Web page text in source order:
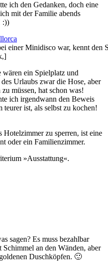
ich den Gedanken, doch eine
mit der Familie abends
:))
einer Minidisco war, kennt
ein Spielplatz und
Urlaubs zwar die Hose, aber
müssen, hat schon was!
ich irgendwann den Beweis
ist, als selbst zu kochen!
Hotelzimmer zu sperren, ist eine
oder ein Familienzimmer.
»Ausstattung«.
sagen? Es muss bezahlbar
an den Wänden, aber
Duschköpfen. 🙂